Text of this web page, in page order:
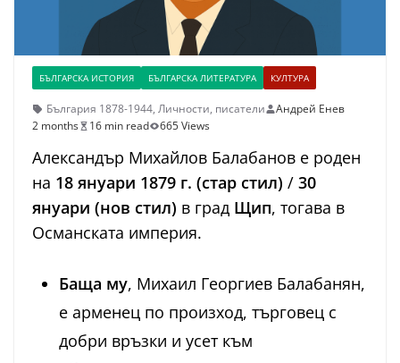
БЪЛГАРСКА ИСТОРИЯ БЪЛГАРСКА ЛИТЕРАТУРА КУЛТУРА
България 1878-1944, Личности, писатели
Андрей Енев
2 months
16 min read 665 Views
Александър Михайлов Балабанов е роден
на 18 януари 1879 г. (стар стил) / 30
януари (нов стил) в град Щип, тогава в
Османската империя.
Баща му, Михаил Георгиев Балабанян,
е арменец по произход, търговец с
добри връзки и усет към